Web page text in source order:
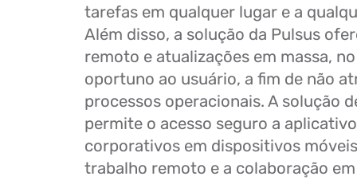
tarefas em qualquer lugar e a
Além disso, a solução da Pulsus
remoto e atualizações em massa,
oportuno ao usuário, a fim de não
processos operacionais. A solução
permite o acesso seguro a
corporativos em dispositivos
trabalho remoto e a colaboração